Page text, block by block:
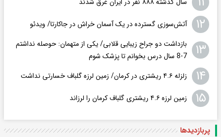
۱۲ ​​​​​​​آتش‌سوزی گسترده در یک آسمان خراش در جاکارتا/ ویدئو
۱۳
بازداشت دو جراح زیبایی قلابی/ یکی از متهمان: حوصله نداشتم
7-8 سال درس بخوانم تا پزشک شوم
۱۴ زلزله ۴.۶ ریشتری در کرمان/ زمین لرزه گلباف خسارتی نداشت
۱۵ زمین لرزه ۴.۶ ریشتری گلباف کرمان را لرزاند
پربازدید‌ها